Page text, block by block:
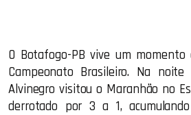
O Botafogo-PB vive um
Campeonato Brasileiro. Na
Alvinegro visitou o Maranhão no
derrotado por 3 a 1,